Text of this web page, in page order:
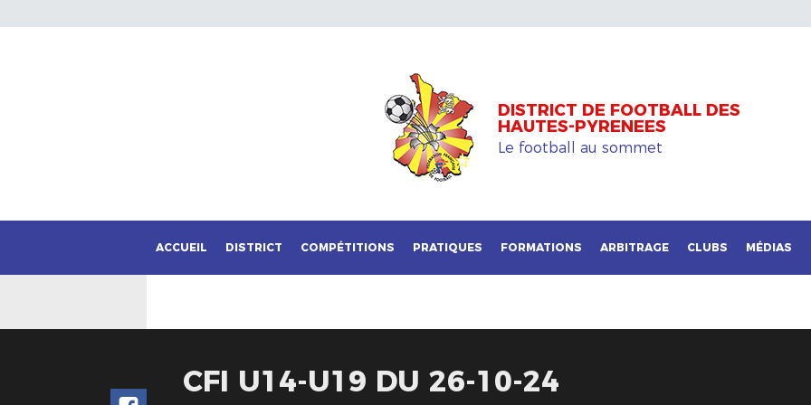
DISTRICT DE FOOTBALL DES
HAUTES-PYRENEES
Le football au sommet
ACCUEIL DISTRICT COMPÉTITIONS PRATIQUES FORMATIONS ARBITRAGE CLUBS MÉDIAS
CFI U14-U19 DU 26-10-24